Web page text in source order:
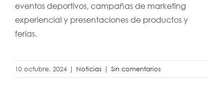
eventos deportivos, campañas de marketing
experiencial y presentaciones de productos y
ferias.
10 octubre, 2024 | Noticias | Sin comentarios